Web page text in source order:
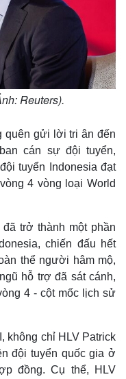
Reuters).
quên gửi lời tri ân đến
cán sự đội tuyển,
tuyển Indonesia đạt
4 vòng loại World
trở thành một phần
chiến đấu hết
thể người hâm mộ,
hỗ trợ đã sát cánh,
4 - cột mốc lịch sử
không chỉ HLV Patrick
đội tuyển quốc gia ở
đồng. Cụ thể, HLV